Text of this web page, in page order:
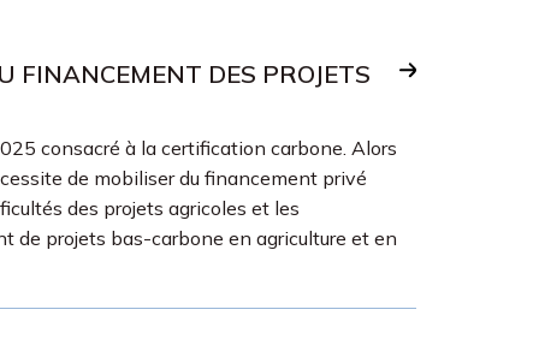
FINANCEMENT DES PROJETS
consacré à la certification carbone. Alors
de mobiliser du financement privé
des projets agricoles et les
de projets bas-carbone en agriculture et en